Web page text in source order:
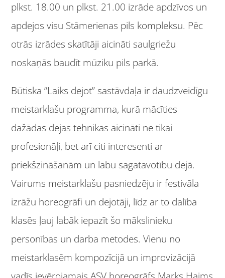
plkst. 18.00 un plkst. 21.00 izrāde apdzīvos un
apdejos visu Stāmerienas pils kompleksu. Pēc
otrās izrādes skatītāji aicināti saulgriežu
noskaņās baudīt mūziku pils parkā.
Būtiska “Laiks dejot” sastāvdaļa ir daudzveidīgu
meistarklašu programma, kurā mācīties
dažādas dejas tehnikas aicināti ne tikai
profesionāļi, bet arī citi interesenti ar
priekšzināšanām un labu sagatavotību dejā.
Vairums meistarklašu pasniedzēju ir festivāla
izrāžu horeogrāfi un dejotāji, līdz ar to dalība
klasēs ļauj labāk iepazīt šo mākslinieku
personības un darba metodes. Vienu no
meistarklasēm kompozīcijā un improvizācijā